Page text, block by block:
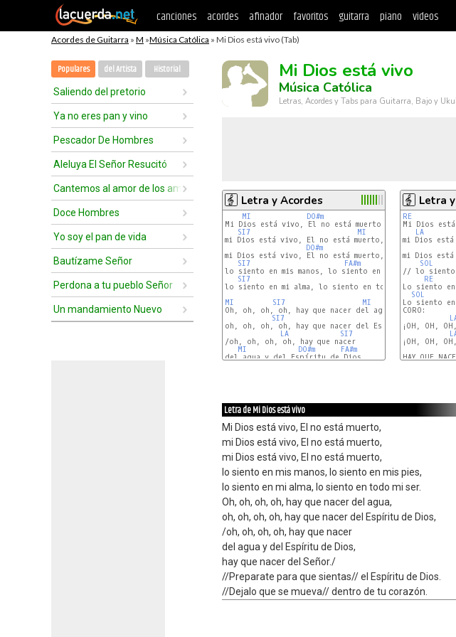
canciones acordes afinador favoritos guitarra piano videos
Acordes de Guitarra » M »Música Católica » Mi Dios está vivo (Tab)
Populares del Artista Historial
Saliendo del pretorio
Ya no eres pan y vino
Pescador De Hombres
Aleluya El Señor Resucitó
Cantemos al amor de los amores
Doce Hombres
Yo soy el pan de vida
Bautízame Señor
Perdona a tu pueblo Señor
Un mandamiento Nuevo
Mi Dios está vivo
Música Católica
Letras, Acordes y Tabs para Guitarra, Bajo y
Letra y Acordes
MI
DO#m
Mi Dios está vivo, El no está muerto,
SI7
MI
mi Dios está vivo, El no está muerto,
DO#m
mi Dios está vivo, El no está muerto,
SI7
FA#m
lo siento en mis manos, lo siento en mis pies,
SI7
lo siento en mi alma, lo siento en todo mi ser.
MI
SI7
MI
Oh, oh, oh, oh, hay que nacer del agua,
SI7
oh, oh, oh, oh, hay que nacer del Espíritu de Dios,
LA
SI7
/oh, oh, oh, oh, hay que nacer
MI
DO#m
FA#m
del agua y del Espíritu de Dios,
Letra
RE
LA
mi Dios
mi Dios
SOL
// lo siento
RE
Lo siento
SOL
Lo siento
CORO:
¡OH, OH, OH,
¡OH, OH,
HAY QUE
Letra de Mi Dios está vivo
Mi Dios está vivo, El no está muerto,
mi Dios está vivo, El no está muerto,
mi Dios está vivo, El no está muerto,
lo siento en mis manos, lo siento en mis pies,
lo siento en mi alma, lo siento en todo mi ser.
Oh, oh, oh, oh, hay que nacer del agua,
oh, oh, oh, oh, hay que nacer del Espíritu de Dios,
/oh, oh, oh, oh, hay que nacer
del agua y del Espíritu de Dios,
hay que nacer del Señor./
//Preparate para que sientas// el Espíritu de Dios.
//Dejalo que se mueva// dentro de tu corazón.